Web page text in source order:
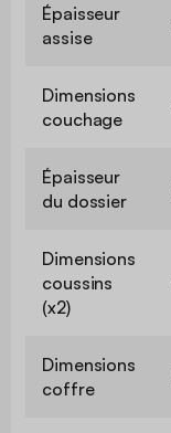
Épaisseur
assise
Dimensions
couchage
Épaisseur
du dossier
Dimensions
coussins
(x2)
Dimensions
coffre